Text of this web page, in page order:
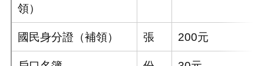
領）
國民身分證（補領） 張 200元